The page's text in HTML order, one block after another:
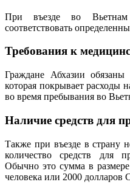
При въезде во
соответствовать
Требования к
Граждане Абхазии обязаны
которая покрывает расходы
во время пребывания во
Наличие средств для
Также при въезде в страну
количество средств для
Обычно это сумма в
человека или 2000